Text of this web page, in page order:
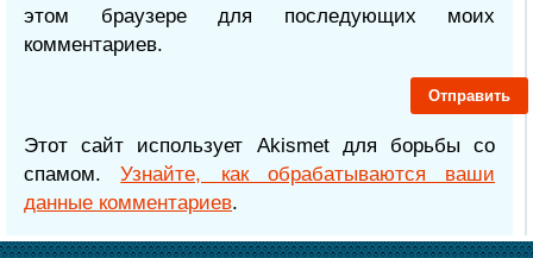
этом браузере для последующих моих
комментариев.
Этот сайт использует Akismet для борьбы со
спамом.Узнайте, как обрабатываются ваши
данные комментариев.